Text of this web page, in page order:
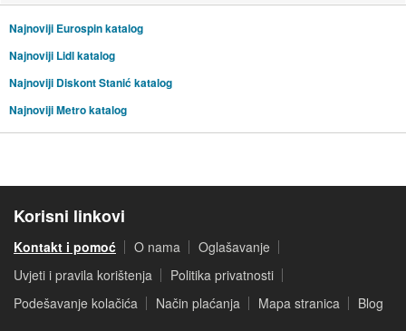
Najnoviji Eurospin katalog
Najnoviji Lidl katalog
Najnoviji Diskont Stanić katalog
Najnoviji Metro katalog
Korisni linkovi
Kontakt i pomoć O nama
Oglašavanje
Uvjeti i pravila korištenja
Politika privatnosti
Podešavanje kolačića
Način plaćanja Mapa stranica Blog